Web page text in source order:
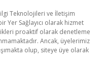
Teknolojileri ve İletişim
Yer Sağlayıcı olarak hizmet
proaktif olarak denetleme
Ancak, üyelerimiz
olup, siteye üye olarak